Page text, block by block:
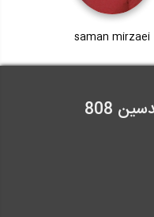
saman mirzaei
808